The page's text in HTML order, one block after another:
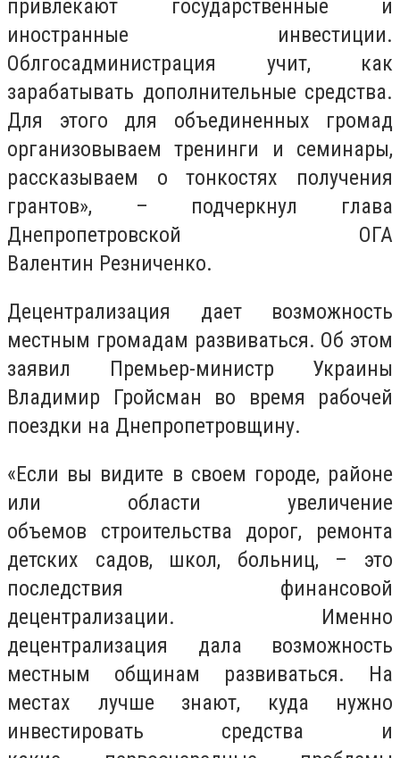
привлекают государственные и
иностранные инвестиции.
Облгосадминистрация учит, как
зарабатывать дополнительные средства.
Для этого для объединенных громад
организовываем тренинги и семинары,
рассказываем о тонкостях получения
грантов», – подчеркнул глава
Днепропетровской ОГА
Валентин Резниченко.
Децентрализация дает возможность
местным громадам развиваться. Об этом
заявил Премьер-министр Украины
Владимир Гройсман во время рабочей
поездки на Днепропетровщину.
«Если вы видите в своем городе, районе
или области увеличение
объемов строительства дорог, ремонта
детских садов, школ, больниц, – это
последствия финансовой
децентрализации. Именно
децентрализация дала возможность
местным общинам развиваться. На
местах лучше знают, куда нужно
инвестировать средства и